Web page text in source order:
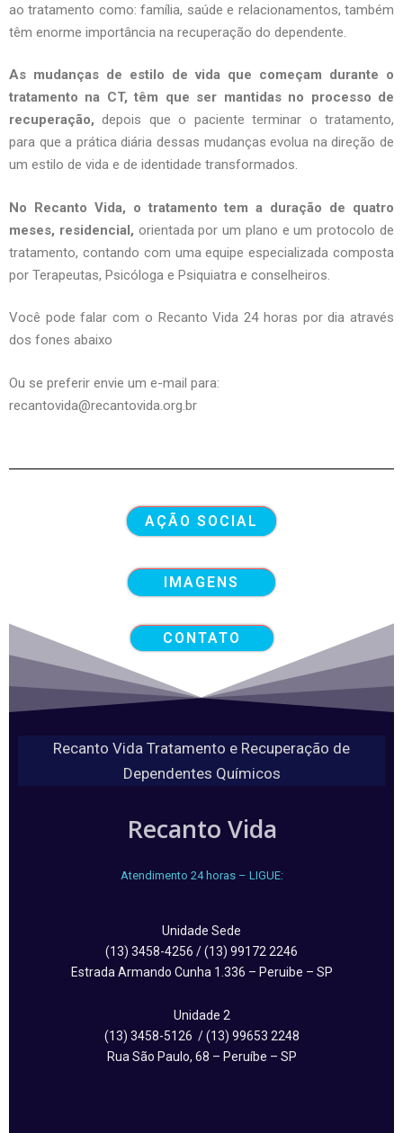
ao tratamento como: família, saúde e relacionamentos, também
têm enorme importância na recuperação do dependente.
As mudanças de estilo de vida que começam durante o
tratamento na CT, têm que ser mantidas no processo de
recuperação, depois que o paciente terminar o tratamento,
para que a prática diária dessas mudanças evolua na direção de
um estilo de vida e de identidade transformados.
No Recanto Vida, o tratamento tem a duração de quatro
meses, residencial, orientada por um plano e um protocolo de
tratamento, contando com uma equipe especializada composta
por Terapeutas, Psicóloga e Psiquiatra e conselheiros.
Você pode falar com o Recanto Vida 24 horas por dia através
dos fones abaixo
Ou se preferir envie um e-mail para:
recantovida@recantovida.org.br
AÇÃO SOCIAL
IMAGENS
CONTATO
Recanto Vida Tratamento e Recuperação de
Dependentes Químicos
Recanto Vida
Atendimento 24 horas – LIGUE:
Unidade Sede
(13) 3458-4256 / (13) 99172 2246
Estrada Armando Cunha 1.336 – Peruibe – SP
Unidade 2
(13) 3458-5126 / (13) 99653 2248
Rua São Paulo, 68 – Peruíbe – SP